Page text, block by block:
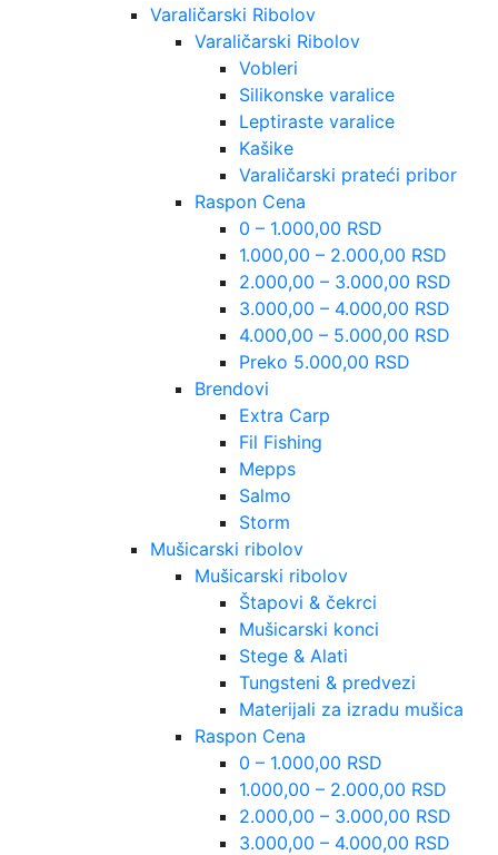
Varaličarski Ribolov
Varaličarski Ribolov
Vobleri
Silikonske varalice
Leptiraste varalice
Kašike
Varaličarski prateći pribor
Raspon Cena
0 – 1.000,00 RSD
1.000,00 – 2.000,00 RSD
2.000,00 – 3.000,00 RSD
3.000,00 – 4.000,00 RSD
4.000,00 – 5.000,00 RSD
Preko 5.000,00 RSD
Brendovi
Extra Carp
Fil Fishing
Mepps
Salmo
Storm
Mušicarski ribolov
Mušicarski ribolov
Štapovi & čekrci
Mušicarski konci
Stege & Alati
Tungsteni & predvezi
Materijali za izradu mušica
Raspon Cena
0 – 1.000,00 RSD
1.000,00 – 2.000,00 RSD
2.000,00 – 3.000,00 RSD
3.000,00 – 4.000,00 RSD